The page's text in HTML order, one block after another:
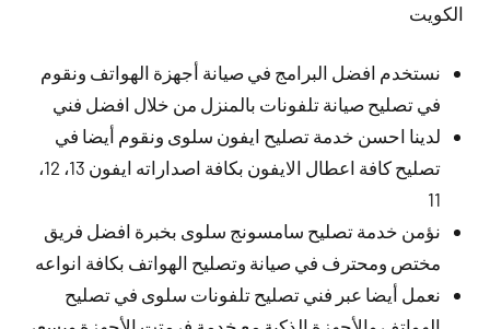
الكويت
نستخدم افضل البرامج في صيانة أجهزة الهواتف ونقوم
في تصليح صيانة تلفونات بالمنزل من خلال افضل فني
لدينا احسن خدمة تصليح ايفون سلوى ونقوم أيضا في
تصليح كافة اعطال الايفون بكافة اصداراته ايفون 13، 12،
11
نؤمن خدمة تصليح سامسونج سلوى بخبرة افضل فريق
مختص ومحترف في صيانة وتصليح الهواتف بكافة انواعه
نعمل أيضا عبر فني تصليح تلفونات سلوى في تصليح